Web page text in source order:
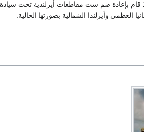
ولكن القانون الملكي والبرلماني للألقاب عام 1927 قام بإعادة ضم ست مقاطعات أيرلندية تحت سيادة
العظمى وأيرلندا الشمالية بصورتها الحالية.